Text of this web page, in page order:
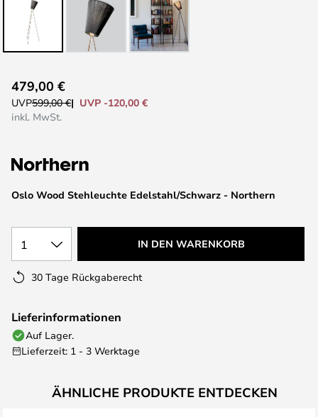
Anfang
der
Oslo Wood Stehleuchte Edelstahl/Schwarz - Northern
479,00 €
UVP599,00 €
UVP -120,00 €
inkl. MwSt.
1 IN DEN WARENKORB
30 Tage Rückgaberecht
Lieferinformationen
Auf Lager.
Lieferzeit: 1 - 3 Werktage
ÄHNLICHE PRODUKTE ENTDECKEN